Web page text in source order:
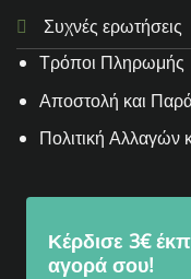
Συχνές ερωτήσεις
Τρόποι Πληρωμής
Αποστολή και
Πολιτική Αλλαγών
Κέρδισε 3€
αγορά σου!